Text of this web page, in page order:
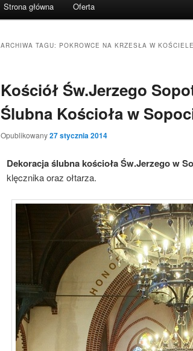
Przeskocz
Przeskocz
Strona główna Oferta
ARCHIWA TAGU: POKROWCE NA KRZESŁA W
Kościół Św.Jerzego
Ślubna Kościoła w
Opublikowany27 stycznia 2014
Dekoracja ślubna kościoła Św.Jerzego w
klęcznika oraz ołtarza.